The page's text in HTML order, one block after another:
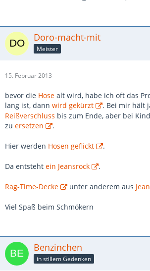
Doro-macht-mit
Meister
15. Februar 2013
bevor die Hose alt wird, habe ich oft das
lang ist, dann wird gekürzt
. Bei mir hält
Reißverschluss bis zum Ende, aber bei
zu ersetzen .
Hier werden Hosen geflickt .
Da entsteht ein Jeansrock .
Rag-Time-Decke unter anderem aus
Viel Spaß beim Schmökern
Benzinchen
in stillem Gedenken